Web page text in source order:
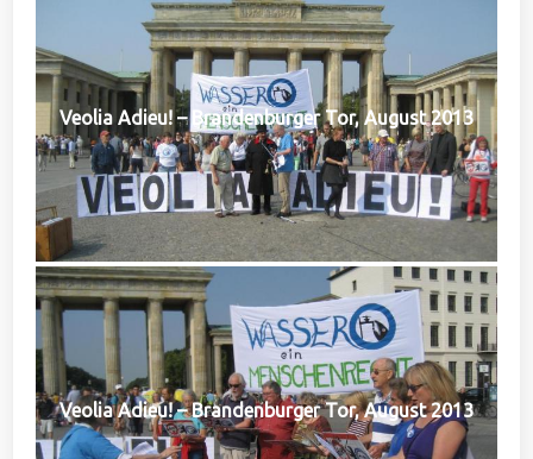
Veolia Adieu! – Brandenburger Tor, August 2013
Veolia Adieu! – Brandenburger Tor, August 2013